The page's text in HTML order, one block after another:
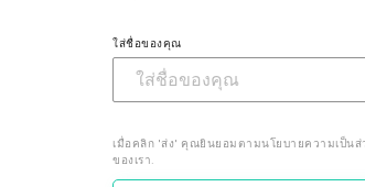
ใส่ชื่อของคุณ
เมื่อคลิก 'ส่ง' คุณยินยอมตามนโยบายความเป็น
ของเรา.